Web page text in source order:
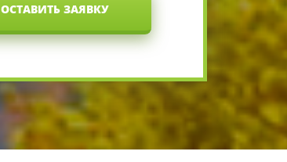
ОСТАВИТЬ ЗАЯВКУ